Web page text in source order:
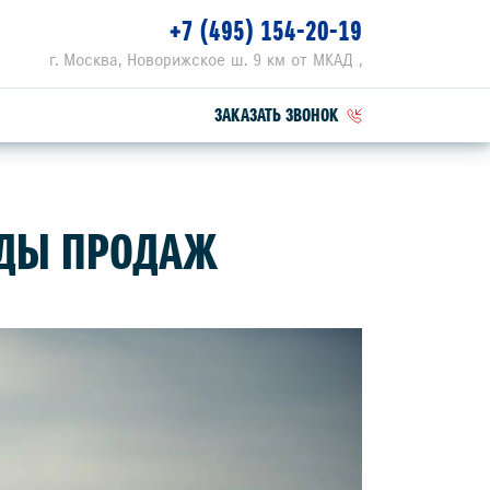
г. Москва, Новорижское ш. 9 км от МКАД ,
+7 (495) 154-20-19
ПРИВИЛЕГИЯ 3+
ЗАКАЗАТЬ ЗВОНОК
ПРОДАЖ